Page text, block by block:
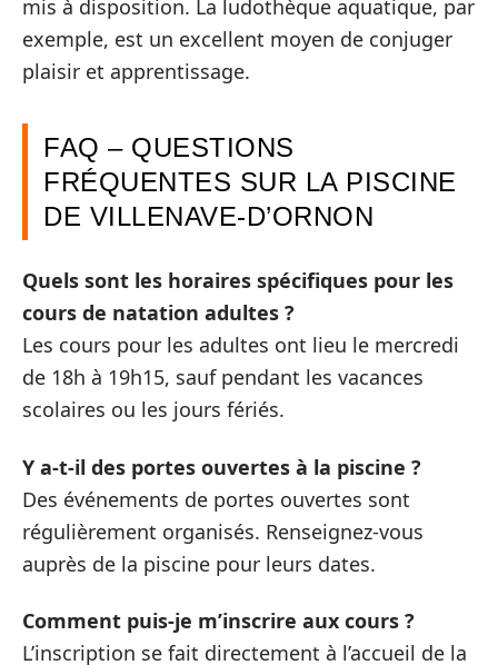
mis à disposition. La ludothèque aquatique, par
exemple, est un excellent moyen de conjuger
plaisir et apprentissage.
FAQ – QUESTIONS
FRÉQUENTES SUR LA PISCINE
DE VILLENAVE-D’ORNON
Quels sont les horaires spécifiques pour les
cours de natation adultes ?
Les cours pour les adultes ont lieu le mercredi
de 18h à 19h15, sauf pendant les vacances
scolaires ou les jours fériés.
Y a-t-il des portes ouvertes à la piscine ?
Des événements de portes ouvertes sont
régulièrement organisés. Renseignez-vous
auprès de la piscine pour leurs dates.
Comment puis-je m’inscrire aux cours ?
L’inscription se fait directement à l’accueil de la